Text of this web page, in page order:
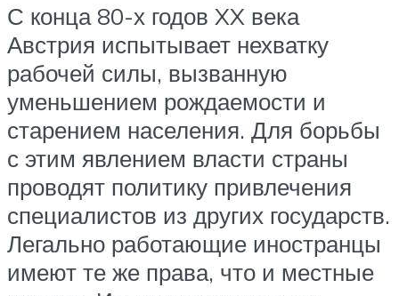
С конца 80-х годов XX века
Австрия испытывает нехватку
рабочей силы, вызванную
уменьшением рождаемости и
старением населения. Для борьбы
с этим явлением власти страны
проводят политику привлечения
специалистов из других государств.
Легально работающие иностранцы
имеют те же права, что и местные